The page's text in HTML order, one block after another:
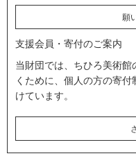
願
支援会員・寄付のご案内
当財団では、ちひろ美術
くために、個人の方の寄
けています。